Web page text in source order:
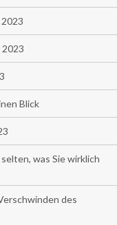
Blick
was Sie wirklich
des